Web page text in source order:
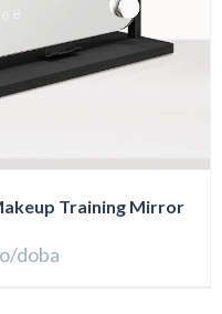
Training Mirror
doba